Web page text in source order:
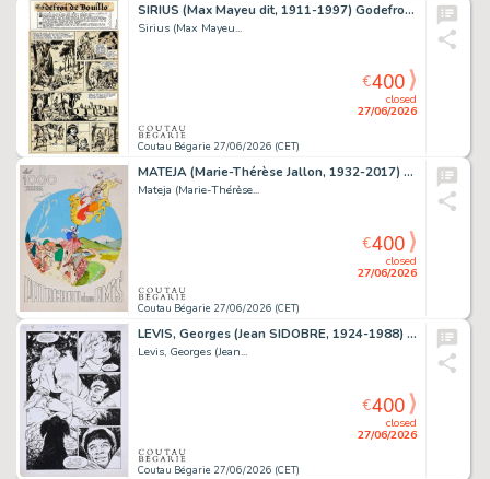
SIRIUS (Max Mayeu dit, 1911-1997) Godefroid de Bouillon,...
Sirius (Max Mayeu...
Coutau Bégarie 27/06/2026 (CET)
closed
27/06/2026
€400
MATEJA (Marie-Thérèse Jallon, 1932-2017) Un rare ensemble...
Mateja (Marie-Thérèse...
Coutau Bégarie 27/06/2026 (CET)
closed
27/06/2026
€400
LEVIS, Georges (Jean SIDOBRE, 1924-1988) Liz&Beth,...
Levis, Georges (Jean...
Coutau Bégarie 27/06/2026 (CET)
closed
27/06/2026
€400